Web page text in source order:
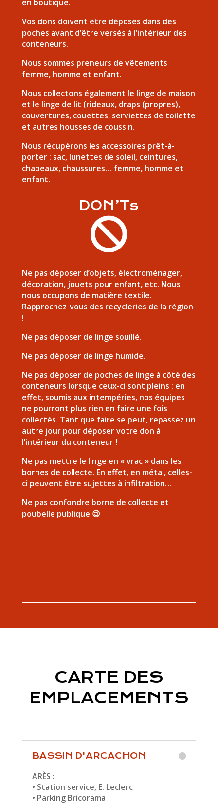
en boutique.
Vos dons doivent être déposés dans des
poches avant d’être versés à l’intérieur des
conteneurs.
Nous sommes preneurs de vêtements
femme, homme et enfant.
Nous collectons également le linge de maison
et le linge de lit (rideaux, draps (propres),
couvertures, couettes, serviettes de toilette
et autres housses de coussin.
Nous récupérons les accessoires prêt-à-
porter : sac, lunettes de soleil, ceintures,
chapeaux, chaussures… femme, homme et
enfant.
DON’Ts

Ne pas déposer d’objets, électroménager,
décoration, jouets pour enfant, etc. Nous
nous occupons de matière textile.
Rapprochez-vous des recycleries de la région
!
Ne pas déposer de linge souillé.
Ne pas déposer de linge humide.
Ne pas déposer de poches de linge à côté des
conteneurs lorsque ceux-ci sont pleins : en
effet, soumis aux intempéries, nos équipes
ne pourront plus rien en faire une fois
collectés. Tant que faire se peut, repassez un
autre jour pour déposer votre don à
l’intérieur du conteneur !
Ne pas mettre le linge en « vrac » dans les
bornes de collecte. En effet, en métal, celles-
ci peuvent être sujettes à infiltration…
Ne pas confondre borne de collecte et
poubelle publique 😉
CARTE DES
EMPLACEMENTS
BASSIN D'ARCACHON
ARÈS :
• Station service, E. Leclerc
• Parking Bricorama